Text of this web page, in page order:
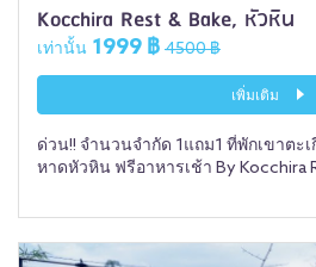
Kocchira Rest & Bake, หัวหิน
เท่านั้น 1999 ฿ 4500 ฿
เพิ่มเติม
ด่วน!! จำนวนจำกัด 1แถม1 ที่พักเขาตะ
หาดหัวหิน ฟรีอาหารเช้า By Kocchira